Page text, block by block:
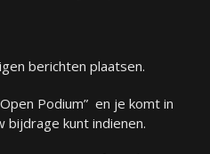
berichten plaatsen.
Podium” en je komt in
bijdrage kunt indienen.